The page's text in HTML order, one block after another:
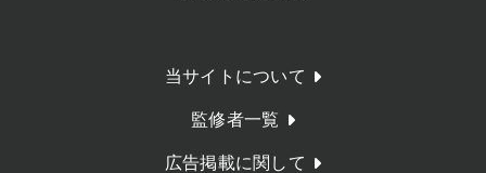
当サイトについて
監修者一覧
広告掲載に関して